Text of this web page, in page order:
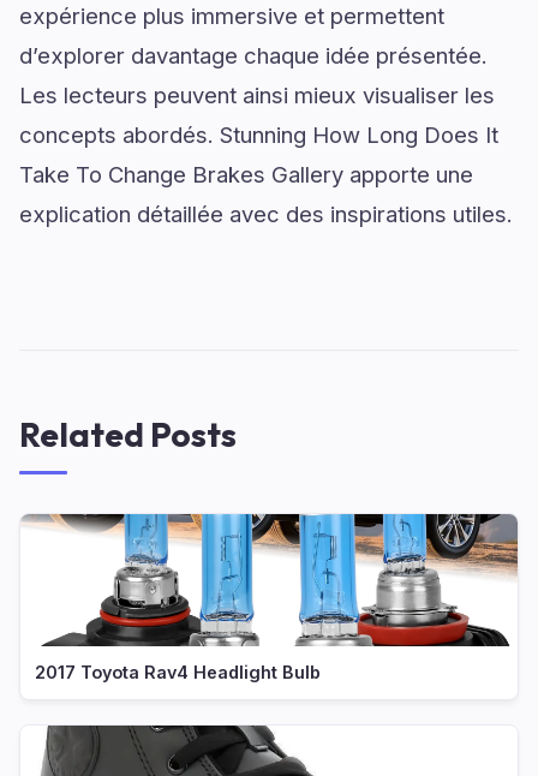
expérience plus immersive et permettent
d’explorer davantage chaque idée présentée.
Les lecteurs peuvent ainsi mieux visualiser les
concepts abordés. Stunning How Long Does It
Take To Change Brakes Gallery apporte une
explication détaillée avec des inspirations utiles.
Related Posts
2017 Toyota Rav4 Headlight Bulb